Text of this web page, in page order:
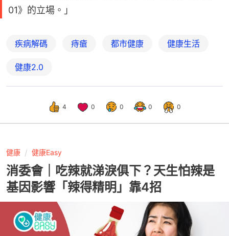
01》的立場。」
疾病解碼 痔瘡 都市健康 健康生活
健康2.0
4 0 0 0 0
健康 健康Easy
消委會｜吃辣就涕淚俱下？天生怕辣是
基因影響「辣得精明」靠4招